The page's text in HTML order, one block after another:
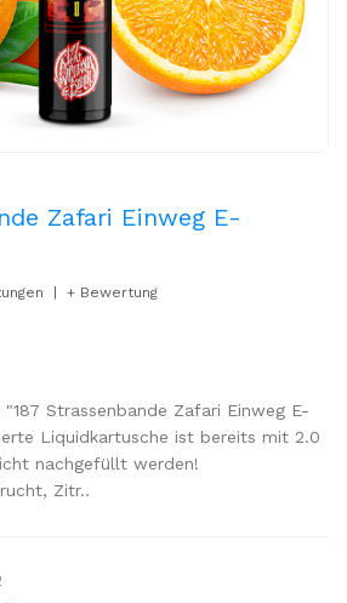
Zafari Einweg E-
+ Bewertung
Strassenbande Zafari Einweg E-
Liquidkartusche ist bereits mit 2.0
nachgefüllt werden!
Zitr..